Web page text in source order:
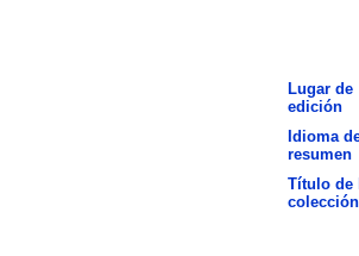
Lugar de
edición
Idioma
resumen
Título de
colección